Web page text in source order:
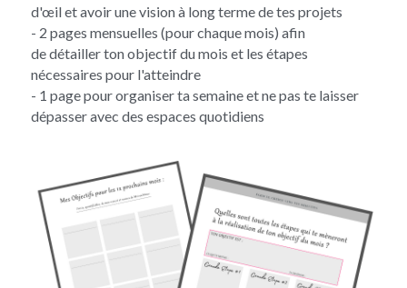
d'œil et avoir une vision à long terme de tes projets
- 2 pages mensuelles (pour chaque mois) afin
de détailler ton objectif du mois et les étapes
nécessaires pour l'atteindre
- 1 page pour organiser ta semaine et ne pas te laisser
dépasser avec des espaces quotidiens